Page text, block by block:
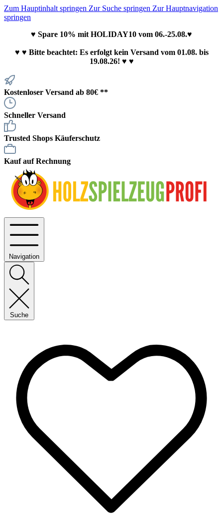
Zum Hauptinhalt springen Zur Suche springen Zur Hauptnavigation
springen
♥ Spare 10% mit HOLIDAY10 vom 06.-25.08.♥
♥ ♥ Bitte beachtet: Es erfolgt kein Versand vom 01.08. bis
19.08.26! ♥ ♥
Kostenloser Versand ab 80€ **
Schneller Versand
Trusted Shops Käuferschutz
Kauf auf Rechnung
Navigation
Suche